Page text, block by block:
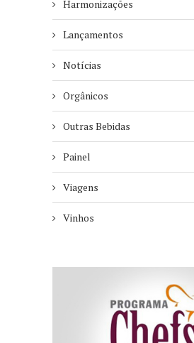
Harmonizações
Lançamentos
Notícias
Orgânicos
Outras Bebidas
Painel
Viagens
Vinhos